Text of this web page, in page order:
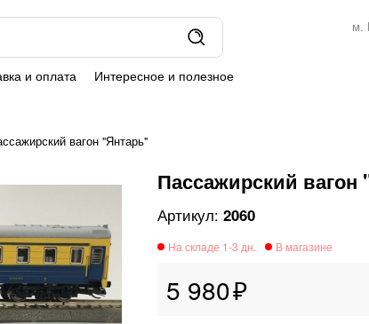
и оплата Интересное и полезное
м.
вагон "Янтарь"
Пассажирский вагон
2060
5 980